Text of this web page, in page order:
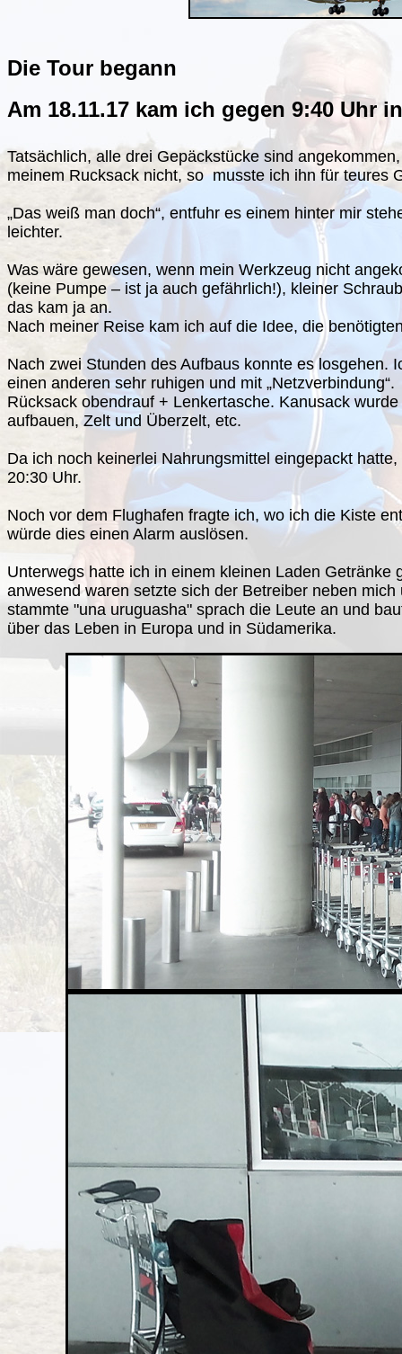
Die Tour begann
Am 18.11.17 kam ich gegen 9:40 Uhr
Tatsächlich, alle drei Gepäckstücke sind
meinem Rucksack nicht, so musste ich ihn für teures
„Das weiß man doch“, entfuhr es einem hinter mir
leichter.
Was wäre gewesen, wenn mein Werkzeug nicht
(keine Pumpe – ist ja auch gefährlich!), kleiner
das kam ja an.
Nach meiner Reise kam ich auf die Idee, die
Nach zwei Stunden des Aufbaus konnte es losgehen.
einen anderen sehr ruhigen und mit
Rücksack obendrauf + Lenkertasche. Kanusack
aufbauen, Zelt und Überzelt, etc.
Da ich noch keinerlei Nahrungsmittel eingepackt
20:30 Uhr.
Noch vor dem Flughafen fragte ich, wo ich die Kiste
würde dies einen Alarm auslösen.
Unterwegs hatte ich in einem kleinen Laden
anwesend waren setzte sich der Betreiber neben
stammte "una uruguasha" sprach die Leute an und
über das Leben in Europa und in Südamerika.